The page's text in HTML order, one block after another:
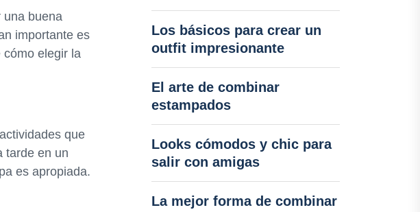
una buena
importante es
cómo elegir la
que
tarde en un
es apropiada.
Los básicos para crear un
outfit impresionante
El arte de combinar
estampados
Looks cómodos y chic para
salir con amigas
La mejor forma de combinar